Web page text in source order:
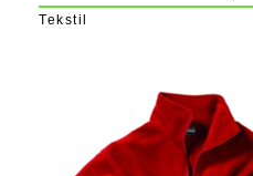
Tekstil